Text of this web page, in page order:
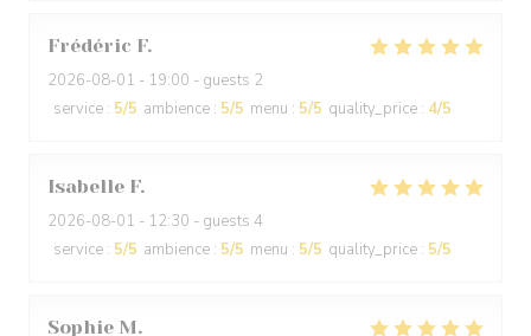
Frédéric F
2026-08-01 - 19:00 - guests 2
service : 5/5 ambience : 5/5 menu : 5/5 quality_price : 4/5
Isabelle F
2026-08-01 - 12:30 - guests 4
service : 5/5 ambience : 5/5 menu : 5/5 quality_price : 5/5
Sophie M